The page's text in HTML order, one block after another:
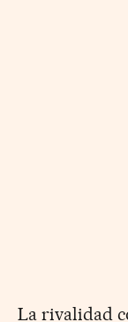
La rivalidad